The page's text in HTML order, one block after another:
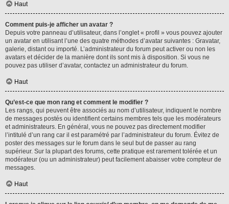
Haut
Comment puis-je afficher un avatar ?
Depuis votre panneau d’utilisateur, dans l’onglet « profil » vous pouvez ajouter
un avatar en utilisant l’une des quatre méthodes d’avatar suivantes : Gravatar,
galerie, distant ou importé. L’administrateur du forum peut activer ou non les
avatars et décider de la manière dont ils sont mis à disposition. Si vous ne
pouvez pas utiliser d’avatar, contactez un administrateur du forum.
Haut
Qu’est-ce que mon rang et comment le modifier ?
Les rangs, qui peuvent être associés au nom d’utilisateur, indiquent le nombre
de messages postés ou identifient certains membres tels que les modérateurs
et administrateurs. En général, vous ne pouvez pas directement modifier
l’intitulé d’un rang car il est paramétré par l’administrateur du forum. Évitez de
poster des messages sur le forum dans le seul but de passer au rang
supérieur. Sur la plupart des forums, cette pratique est rarement tolérée et un
modérateur (ou un administrateur) peut facilement abaisser votre compteur de
messages.
Haut